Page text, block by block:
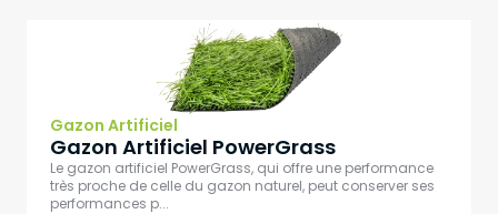
Gazon Artificiel
Gazon Artificiel PowerGrass
Le gazon artificiel PowerGrass, qui offre une performance
très proche de celle du gazon naturel, peut conserver ses
performances p...